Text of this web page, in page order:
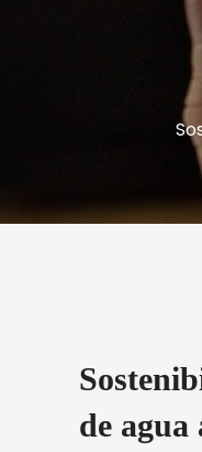
de agua